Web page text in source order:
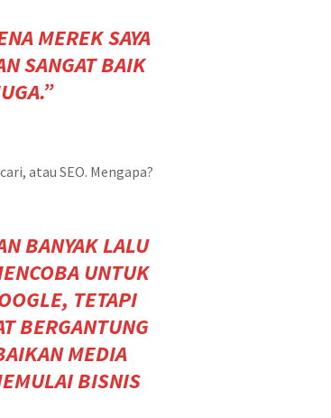
MEREK SAYA
SANGAT BAIK
atau SEO. Mengapa?
BANYAK LALU
UNTUK
TETAPI
BERGANTUNG
MEDIA
BISNIS